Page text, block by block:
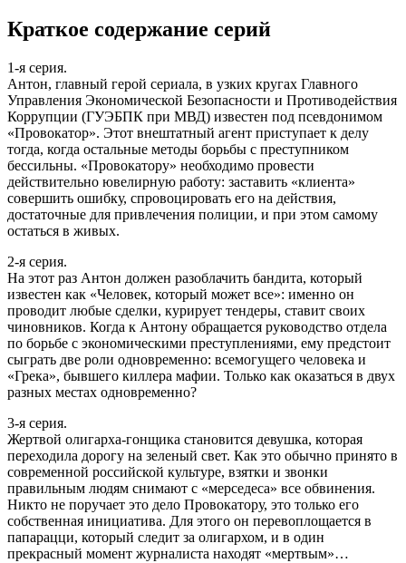
Краткое содержание серий
1-я серия.
Антон, главный герой сериала, в узких кругах Главного
Управления Экономической Безопасности и Противодействия
Коррупции (ГУЭБПК при МВД) известен под псевдонимом
«Провокатор». Этот внештатный агент приступает к делу
тогда, когда остальные методы борьбы с преступником
бессильны. «Провокатору» необходимо провести
действительно ювелирную работу: заставить «клиента»
совершить ошибку, спровоцировать его на действия,
достаточные для привлечения полиции, и при этом самому
остаться в живых.
2-я серия.
На этот раз Антон должен разоблачить бандита, который
известен как «Человек, который может все»: именно он
проводит любые сделки, курирует тендеры, ставит своих
чиновников. Когда к Антону обращается руководство отдела
по борьбе с экономическими преступлениями, ему предстоит
сыграть две роли одновременно: всемогущего человека и
«Грека», бывшего киллера мафии. Только как оказаться в двух
разных местах одновременно?
3-я серия.
Жертвой олигарха-гонщика становится девушка, которая
переходила дорогу на зеленый свет. Как это обычно принято в
современной российской культуре, взятки и звонки
правильным людям снимают с «мерседеса» все обвинения.
Никто не поручает это дело Провокатору, это только его
собственная инициатива. Для этого он перевоплощается в
папарацци, который следит за олигархом, и в один
прекрасный момент журналиста находят «мертвым»…